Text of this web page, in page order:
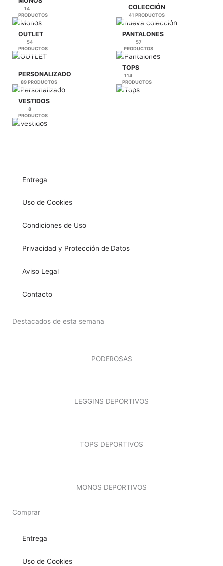
14
PRODUCTOS
COLECCIÓN
41 PRODUCTOS
OUTLET
54
PRODUCTOS
PANTALONES
57
PRODUCTOS
PERSONALIZADO
89 PRODUCTOS
TOPS
114
PRODUCTOS
VESTIDOS
8
PRODUCTOS
Entrega
Uso de Cookies
Condiciones de Uso
Privacidad y Protección de Datos
Aviso Legal
Contacto
Destacados de esta semana
PODEROSAS
LEGGINS DEPORTIVOS
TOPS DEPORTIVOS
MONOS DEPORTIVOS
Comprar
Entrega
Uso de Cookies